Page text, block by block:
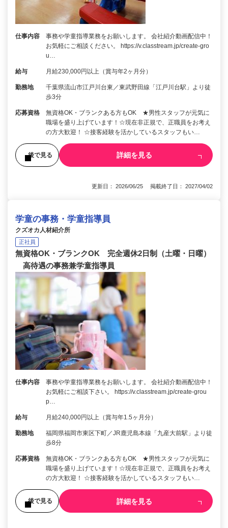
仕事内容
事務や学童指導業務をお願いします。 会社紹介動画配信中！
お気軽にご相談ください。 https://v.classtream.jp/create-gro
u…
給与 月給230,000円以上（賞与年2ヶ月分）
勤務地
千葉県流山市江戸川台東／東武野田線「江戸川台駅」より徒
歩3分
応募資格
無資格OK・ブランクある方もOK ★男性スタッフが元気に
職場を盛り上げています！☆現在非正規で、正職員をお考え
の方大歓迎！ ☆接客経験を活かしているスタッフもい…
後で見る 詳細を見る
更新日： 2026/06/25 掲載終了日： 2027/04/02
学童の事務・学童指導員
クズオカ人材紹介所
正社員
無資格OK・ブランクOK 完全週休2日制（土曜・日曜）
高待遇の事務兼学童指導員
仕事内容
事務や学童指導業務をお願いします。 会社紹介動画配信中！
お気軽にご相談下さい。 https://v.classtream.jp/create-grou
p…
給与 月給240,000円以上（賞与年1.5ヶ月分）
勤務地
福岡県福岡市東区下町／JR鹿児島本線「九産大前駅」より徒
歩8分
応募資格
無資格OK・ブランクある方もOK ★男性スタッフが元気に
職場を盛り上げています！☆現在非正規で、正職員をお考え
の方大歓迎！ ☆接客経験を活かしているスタッフもい…
後で見る 詳細を見る